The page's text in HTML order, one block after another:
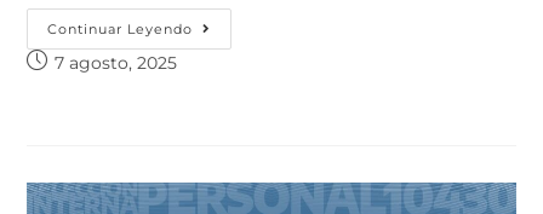
Continuar Leyendo
7 agosto, 2025